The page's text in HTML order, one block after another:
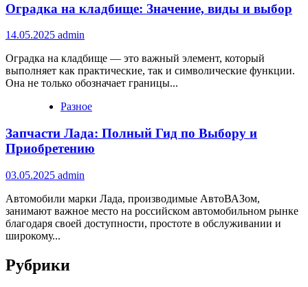
Оградка на кладбище: Значение, виды и выбор
14.05.2025 admin
Оградка на кладбище — это важный элемент, который
выполняет как практические, так и символические функции.
Она не только обозначает границы...
Разное
Запчасти Лада: Полный Гид по Выбору и
Приобретению
03.05.2025 admin
Автомобили марки Лада, производимые АвтоВАЗом,
занимают важное место на российском автомобильном рынке
благодаря своей доступности, простоте в обслуживании и
широкому...
Рубрики